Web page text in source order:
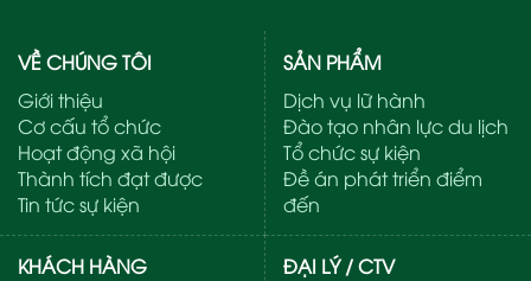
VỀ CHÚNG TÔI
Giới thiệu
Cơ cấu tổ chức
Hoạt động xã hội
Thành tích đạt được
Tin tức sự kiện
SẢN PHẨM
Dịch vụ lữ hành
Đào tạo nhân lực du lịch
Tổ chức sự kiện
Đề án phát triển điểm
đến
KHÁCH HÀNG
ĐẠI LÝ / CTV